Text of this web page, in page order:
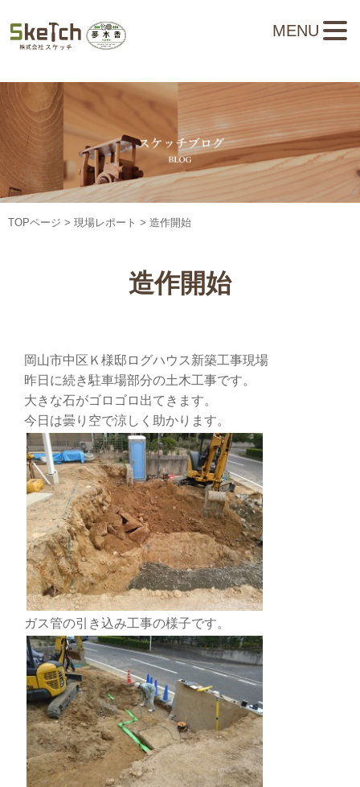
TOPページ > 現場レポート > 造作開始
造作開始
岡山市中区Ｋ様邸ログハウス新築工事現場
昨日に続き駐車場部分の土木工事です。
大きな石がゴロゴロ出てきます。
今日は曇り空で涼しく助かります。
ガス管の引き込み工事の様子です。
MENU